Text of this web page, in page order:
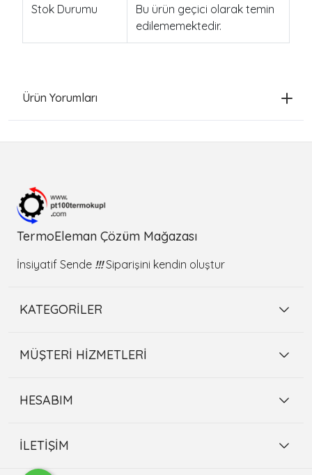
Stok Durumu
Bu ürün geçici olarak temin
edilememektedir.
Ürün Yorumları
TermoEleman Çözüm Mağazası
İnsiyatif Sende !!!Siparişini kendin oluştur
KATEGORİLER
MÜŞTERİ HİZMETLERİ
HESABIM
İLETİŞİM